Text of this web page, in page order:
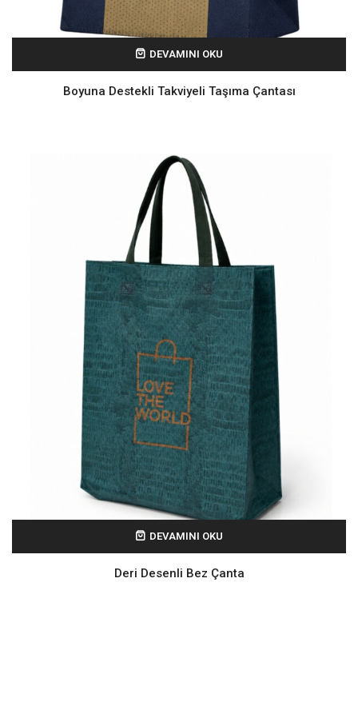
DEVAMINI OKU
Boyuna Destekli Takviyeli Taşıma Çantası
DEVAMINI OKU
Deri Desenli Bez Çanta